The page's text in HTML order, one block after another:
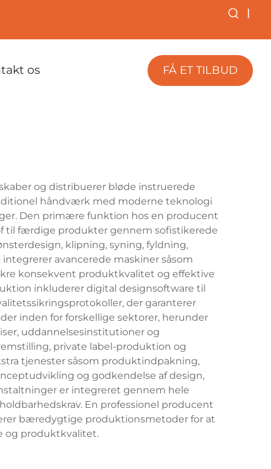
|
os FÅ ET TILBUD
og distribuerer bløde instruerede
håndværk med moderne teknologi
Den primære funktion hos en producent
til færdige produkter gennem sofistikerede
klipning, syning, fyldning,
avancerede maskiner såsom
konsekvent produktkvalitet og effektive
inkluderer digital designsoftware til
der garanterer
inden for forskellige sektorer, herunder
uddannelsesinstitutioner og
private label-produktion og
tjenester såsom produktindpakning,
og godkendelse af design,
er integreret gennem hele
En professionel producent
bæredygtige produktionsmetoder for at
og produktkvalitet.